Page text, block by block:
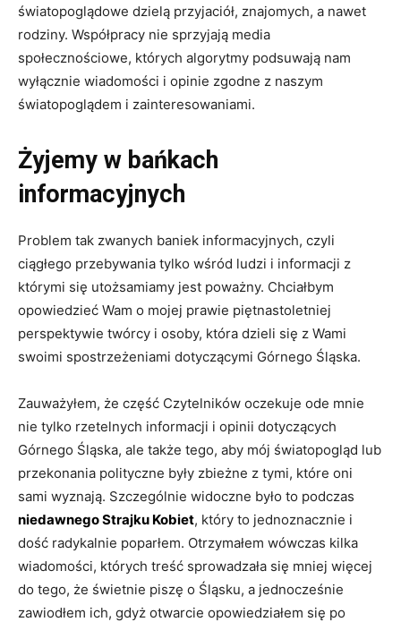
światopoglądowe dzielą przyjaciół, znajomych, a nawet
rodziny. Współpracy nie sprzyjają media
społecznościowe, których algorytmy podsuwają nam
wyłącznie wiadomości i opinie zgodne z naszym
światopoglądem i zainteresowaniami.
Żyjemy w bańkach
informacyjnych
Problem tak zwanych baniek informacyjnych, czyli
ciągłego przebywania tylko wśród ludzi i informacji z
którymi się utożsamiamy jest poważny. Chciałbym
opowiedzieć Wam o mojej prawie piętnastoletniej
perspektywie twórcy i osoby, która dzieli się z Wami
swoimi spostrzeżeniami dotyczącymi Górnego Śląska.
Zauważyłem, że część Czytelników oczekuje ode mnie
nie tylko rzetelnych informacji i opinii dotyczących
Górnego Śląska, ale także tego, aby mój światopogląd lub
przekonania polityczne były zbieżne z tymi, które oni
sami wyznają. Szczególnie widoczne było to podczas
niedawnego Strajku Kobiet, który to jednoznacznie i
dość radykalnie poparłem. Otrzymałem wówczas kilka
wiadomości, których treść sprowadzała się mniej więcej
do tego, że świetnie piszę o Śląsku, a jednocześnie
zawiodłem ich, gdyż otwarcie opowiedziałem się po